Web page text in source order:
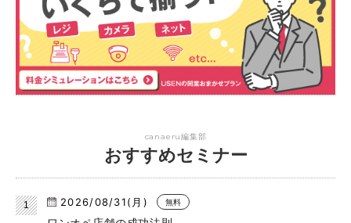
canaeru編集部
おすすめセミナー
2026/08/31(月) 無料